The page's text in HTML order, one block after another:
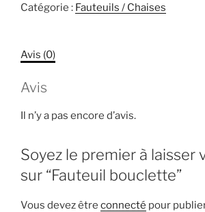
Catégorie : Fauteuils / Chaises
Avis (0)
Avis
Il n’y a pas encore d’avis.
Soyez le premier à laisser
sur “Fauteuil bouclette”
Vous devez être connecté pour